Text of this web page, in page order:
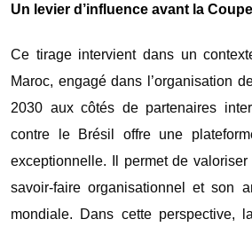
Un levier d’influence avant la
Ce tirage intervient dans un
Maroc, engagé dans l’organisation
2030 aux côtés de partenaires
contre le Brésil offre une
exceptionnelle. Il permet de valoriser
savoir-faire organisationnel et son
mondiale. Dans cette perspective,